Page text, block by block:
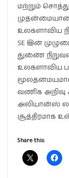
மற்றும்
உலகளாவிய
SE இன்
துணை
உலகளாவிய
வணிக
அலியான்ஸ்
சூத்திரமாக
Share this: